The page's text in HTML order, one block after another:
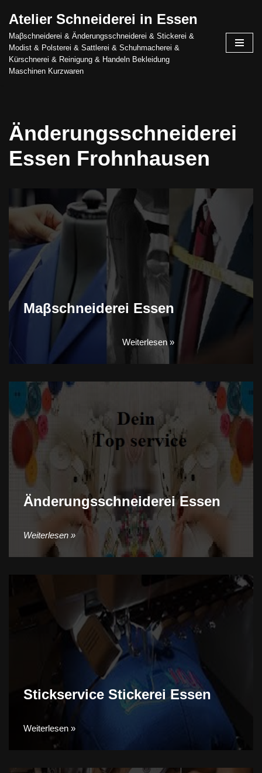
Zum
Inhalt
springen
Atelier Schneiderei in Essen
Maβschneiderei & Änderungsschneiderei & Stickerei &
Modist & Polsterei & Sattlerei & Schuhmacherei &
Kürschnerei & Reinigung & Handeln Bekleidung
Maschinen Kurzwaren
Änderungsschneiderei
Essen Frohnhausen
Maβschneiderei Essen
Weiterlesen »
Änderungsschneiderei Essen
Weiterlesen »
Stickservice Stickerei Essen
Weiterlesen »